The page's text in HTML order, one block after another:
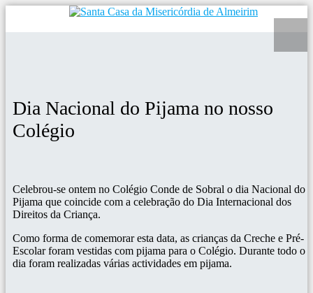
Dia Nacional do Pijama no nosso
Colégio
Celebrou-se ontem no Colégio Conde de Sobral o dia Nacional do
Pijama que coincide com a celebração do Dia Internacional dos
Direitos da Criança.
Como forma de comemorar esta data, as crianças da Creche e Pré-
Escolar foram vestidas com pijama para o Colégio. Durante todo o
dia foram realizadas várias actividades em pijama.